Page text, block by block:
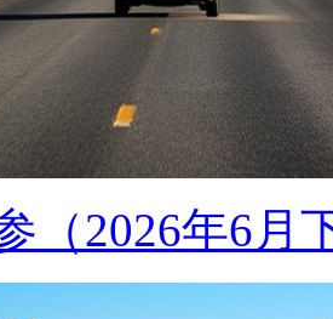
（2026年6月